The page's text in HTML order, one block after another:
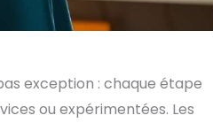
exception : chaque étape
ou expérimentées. Les